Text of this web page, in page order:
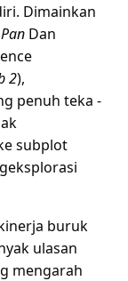
Dimainkan
Dan
2),
penuh teka -
subplot
buruk
ulasan
mengarah